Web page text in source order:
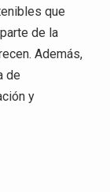
que
de la
Además,
de
y